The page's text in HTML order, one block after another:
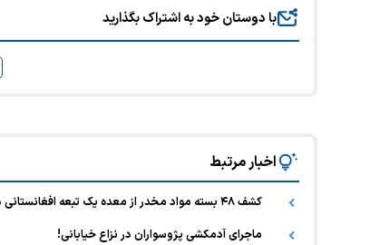
با دوستان خود به اشتراک بگذارید
اخبار مرتبط
کشف ۴۸ بسته مواد مخدر از معده یک تبعه افغانستانی در تایباد
ماجرای آدمکشی پژوسواران در نزاع خیابانی!